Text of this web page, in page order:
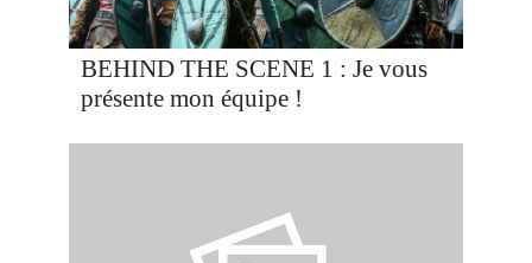
BEHIND THE SCENE 1 : Je vous
présente mon équipe !